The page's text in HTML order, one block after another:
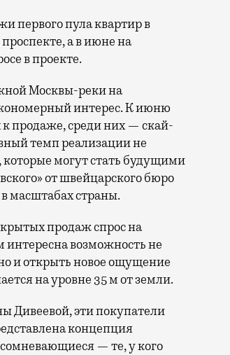
а в июне на
в проекте.
Москвы-реки на
интерес. К июню
продаже, среди них — скай-
темп реализации не
могут стать будущими
от швейцарского бюро
масштабах страны.
продаж спрос на
возможность не
и открыть новое ощущение
на уровне 35 м от земли.
Дивеевой, эти покупатели
концепция
— те, у кого